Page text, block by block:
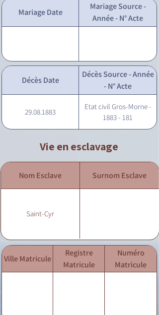
Mariage Date
Mariage Source -
Année - N° Acte
Décès Date
Décès Source - Année
- N° Acte
29.08.1883
Etat civil Gros-Morne -
1883 - 181
Vie en esclavage
Nom Esclave Surnom Esclave
Saint-Cyr
Ville Matricule
Registre
Matricule
Numéro
Matricule